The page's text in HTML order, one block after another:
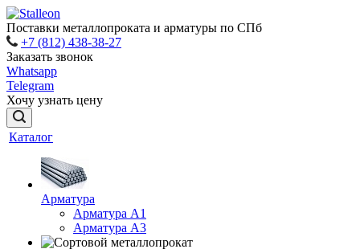
Поставки металлопроката и арматуры по СПб
+7 (812) 438-38-27
Заказать звонок
Whatsapp
Telegram
Хочу узнать цену
Каталог
Арматура
Арматура A1
Арматура А3